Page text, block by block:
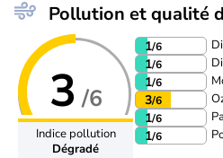
Pollution et qualité
3 /6
Indice pollution
Dégradé
1/6
1/6
1/6
3/6
1/6
1/6